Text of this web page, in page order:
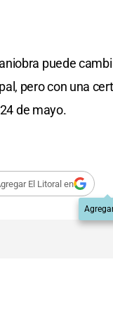
puede
pero con una
de mayo.
El Litoral en